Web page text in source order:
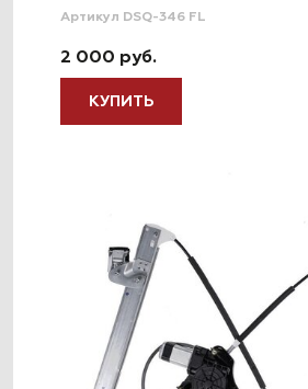
Артикул DSQ-346 FL
2 000 руб.
КУПИТЬ